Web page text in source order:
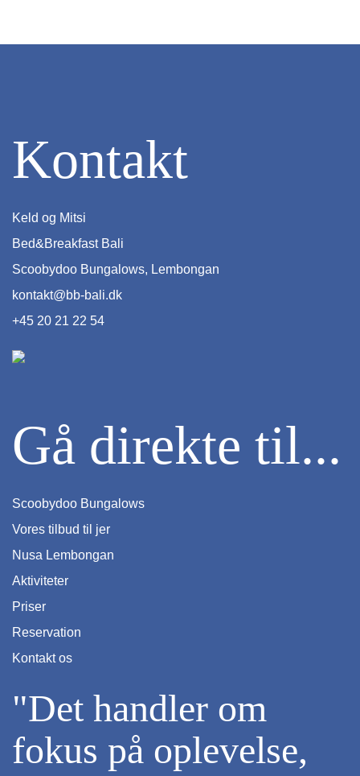
Kontakt
Keld og Mitsi
Bed&Breakfast Bali
Scoobydoo Bungalows, Lembongan
kontakt@bb-bali.dk
+45 20 21 22 54
Gå direkte til...
Scoobydoo Bungalows
Vores tilbud til jer
Nusa Lembongan
Aktiviteter
Priser
Reservation
Kontakt os
"Det handler om
fokus på oplevelse,